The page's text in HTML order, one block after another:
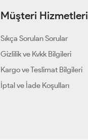
Müşteri Hizmetleri
Sıkça Sorulan Sorular
Gizlilik ve Kvkk Bilgileri
Kargo ve Teslimat Bilgileri
İptal ve İade Koşulları